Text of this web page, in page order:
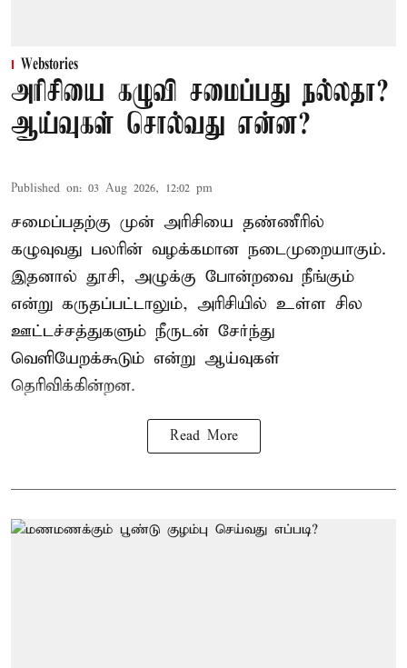
Webstories
அரிசியை கழுவி சமைப்பது நல்லதா?
ஆய்வுகள் சொல்வது என்ன?
Published on: 03 Aug 2026, 12:02 pm
சமைப்பதற்கு முன் அரிசியை தண்ணீரில்
கழுவுவது பலரின் வழக்கமான நடைமுறையாகும்.
இதனால் தூசி, அழுக்கு போன்றவை நீங்கும்
என்று கருதப்பட்டாலும், அரிசியில் உள்ள சில
ஊட்டச்சத்துகளும் நீருடன் சேர்ந்து
வெளியேறக்கூடும் என்று ஆய்வுகள்
தெரிவிக்கின்றன.
Read More